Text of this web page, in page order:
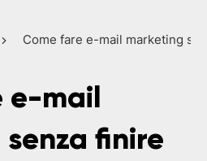
Come fare e-mail marketing
e-mail
finire